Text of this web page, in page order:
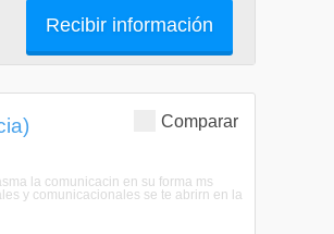
Recibir información
Comparar
la comunicacin en su forma ms
y comunicacionales se te abrirn en la